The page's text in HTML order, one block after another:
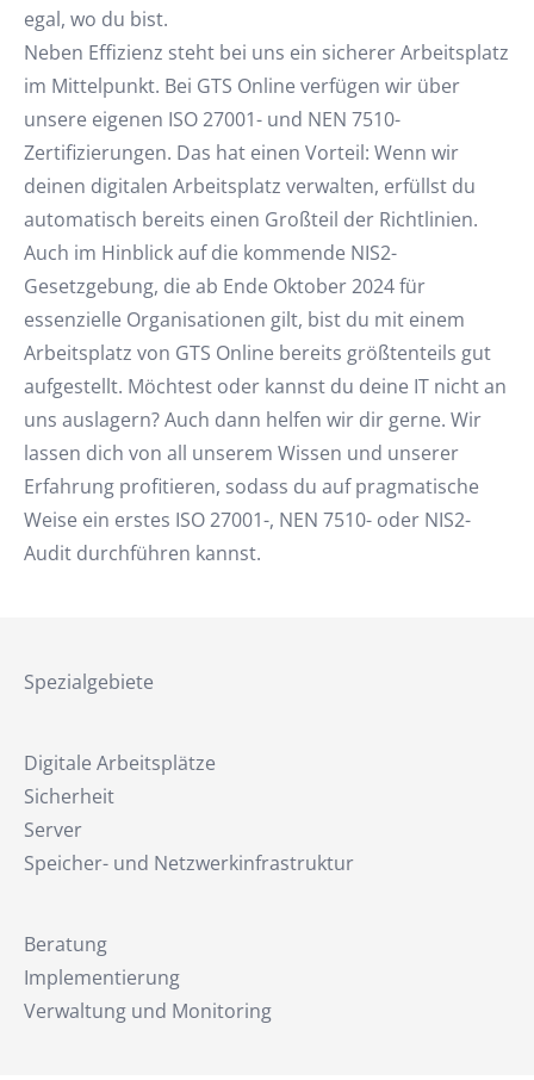
egal, wo du bist.
Neben Effizienz steht bei uns ein sicherer Arbeitsplatz
im Mittelpunkt. Bei GTS Online verfügen wir über
unsere eigenen ISO 27001- und NEN 7510-
Zertifizierungen. Das hat einen Vorteil: Wenn wir
deinen digitalen Arbeitsplatz verwalten, erfüllst du
automatisch bereits einen Großteil der Richtlinien.
Auch im Hinblick auf die kommende NIS2-
Gesetzgebung, die ab Ende Oktober 2024 für
essenzielle Organisationen gilt, bist du mit einem
Arbeitsplatz von GTS Online bereits größtenteils gut
aufgestellt. Möchtest oder kannst du deine IT nicht an
uns auslagern? Auch dann helfen wir dir gerne. Wir
lassen dich von all unserem Wissen und unserer
Erfahrung profitieren, sodass du auf pragmatische
Weise ein erstes ISO 27001-, NEN 7510- oder NIS2-
Audit durchführen kannst.
Spezialgebiete
Digitale Arbeitsplätze
Sicherheit
Server
Speicher- und Netzwerkinfrastruktur
Beratung
Implementierung
Verwaltung und Monitoring